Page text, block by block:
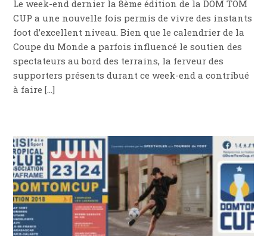
Le week-end dernier la 8ème édition de la DOM TOM
CUP a une nouvelle fois permis de vivre des instants
foot d’excellent niveau. Bien que le calendrier de la
Coupe du Monde a parfois influencé le soutien des
spectateurs au bord des terrains, la ferveur des
supporters présents durant ce week-end a contribué
à faire […]